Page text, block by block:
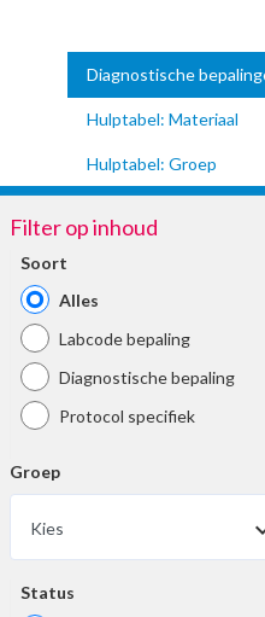
Diagnostische
Hulptabel: Materiaal
Hulptabel: Groep
Filter op inhoud
Soort
Alles
Labcode bepaling
Diagnostische bepaling
Protocol specifiek
Groep
Kies
Status